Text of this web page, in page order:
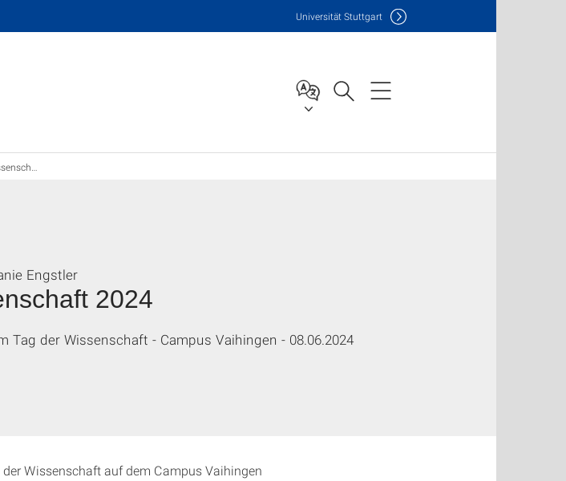
Universität Stuttgart
2024
2024
Engstler
Tag der Wissenschaft - Campus Vaihingen - 08.06.2024
Wissenschaft auf dem Campus Vaihingen